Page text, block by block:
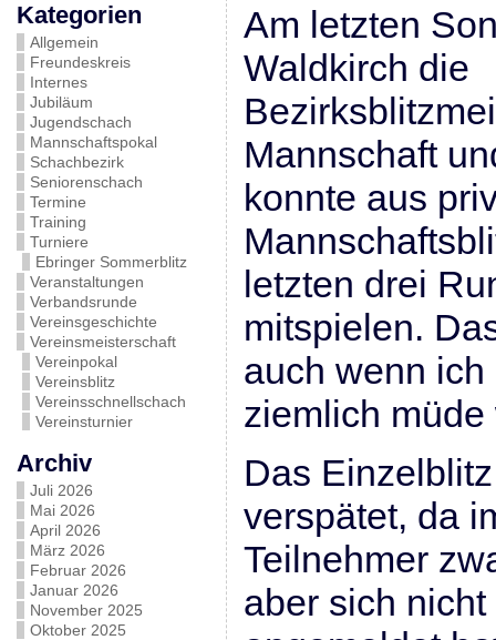
Kategorien
Allgemein
Freundeskreis
Internes
Jubiläum
Jugendschach
Mannschaftspokal
Schachbezirk
Seniorenschach
Termine
Training
Turniere
Ebringer Sommerblitz
Veranstaltungen
Verbandsrunde
Vereinsgeschichte
Vereinsmeisterschaft
Vereinpokal
Vereinsblitz
Vereinsschnellschach
Vereinsturnier
Archiv
Juli 2026
Mai 2026
April 2026
März 2026
Februar 2026
Januar 2026
November 2025
Oktober 2025
Am letzten
Waldkirch die
Mannschaft
konnte aus
letzten drei
mitspielen.
auch wenn
ziemlich müde
Das
verspätet, da
Teilnehmer
aber sich